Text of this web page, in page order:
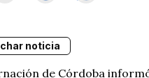
noticia
de Córdoba